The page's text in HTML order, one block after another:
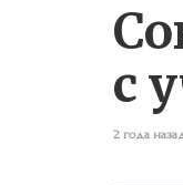
с
2 года